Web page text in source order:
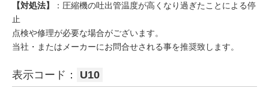
【対処法】
：圧縮機の吐出管温度が高くなり過ぎたことによる停
止
点検や修理が必要な場合がございます。
当社・またはメーカーにお問合せされる事を推奨致します。
表示コード： U10